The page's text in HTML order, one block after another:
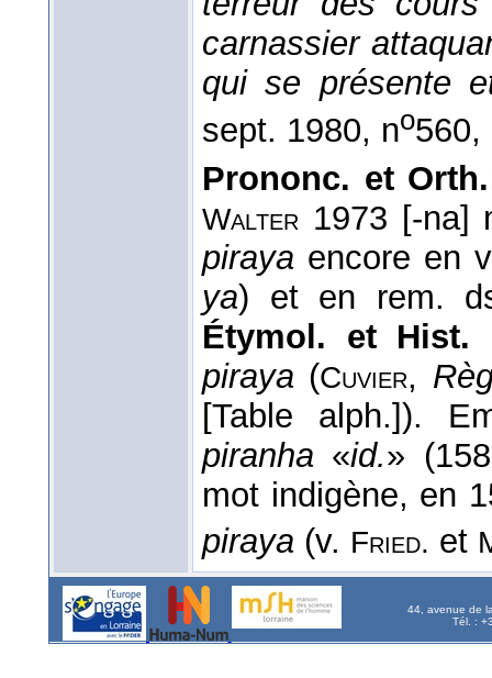
carnassier
qui se présente
sept. 1980, no560,
Prononc. et
Walter 1973 [-na]
piraya encore en
ya) et en rem.
Étymol. et Hist.
piraya (Cuvier,
[Table alph.]).
piranha «id.»
mot indigène, en
piraya (v. Fried. et
44, avenue de
Tél. :